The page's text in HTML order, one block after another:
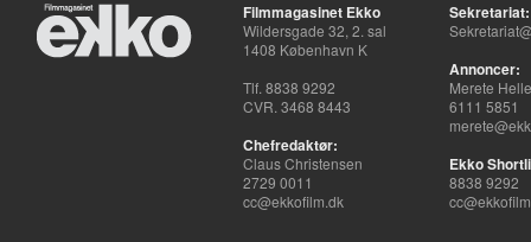
Filmmagasinet Ekko
Wildersgade 32, 2. sal
1408 København K
Tlf. 8838 9292
CVR. 3468 8443
Chefredaktør:
Claus Christensen
2729 0011
cc@ekkofilm.dk
Sekretariat:
Annoncer:
Merete
6111 5851
Ekko
8838 9292